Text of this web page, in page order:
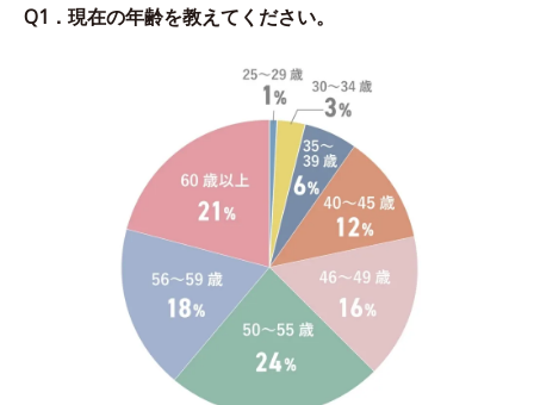
Q1．現在の年齢を教えてください。